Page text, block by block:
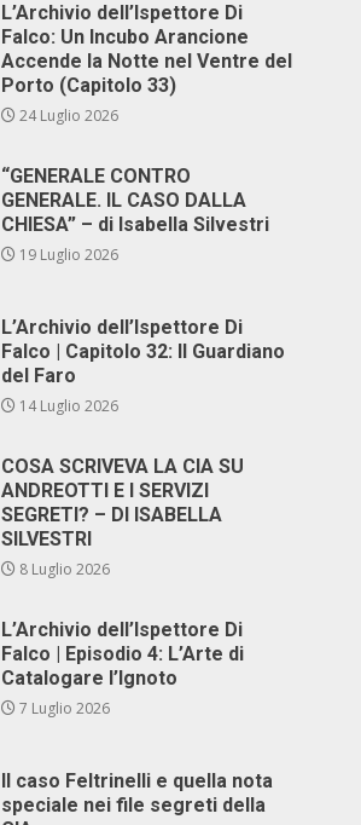
L’Archivio dell’Ispettore Di
Falco: Un Incubo Arancione
Accende la Notte nel Ventre del
Porto (Capitolo 33)
24 Luglio 2026
“GENERALE CONTRO
GENERALE. IL CASO DALLA
CHIESA” – di Isabella Silvestri
19 Luglio 2026
L’Archivio dell’Ispettore Di
Falco | Capitolo 32: Il Guardiano
del Faro
14 Luglio 2026
COSA SCRIVEVA LA CIA SU
ANDREOTTI E I SERVIZI
SEGRETI? – DI ISABELLA
SILVESTRI
8 Luglio 2026
L’Archivio dell’Ispettore Di
Falco | Episodio 4: L’Arte di
Catalogare l’Ignoto
7 Luglio 2026
Il caso Feltrinelli e quella nota
speciale nei file segreti della